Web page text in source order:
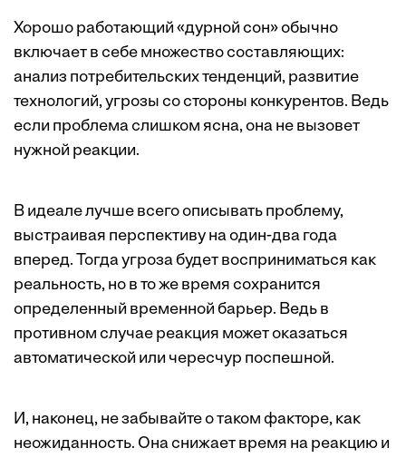
Хорошо работающий «дурной сон» обычно
включает в себе множество составляющих:
анализ потребительских тенденций, развитие
технологий, угрозы со стороны конкурентов. Ведь
если проблема слишком ясна, она не вызовет
нужной реакции.
В идеале лучше всего описывать проблему,
выстраивая перспективу на один-два года
вперед. Тогда угроза будет восприниматься как
реальность, но в то же время сохранится
определенный временной барьер. Ведь в
противном случае реакция может оказаться
автоматической или чересчур поспешной.
И, наконец, не забывайте о таком факторе, как
неожиданность. Она снижает время на реакцию и